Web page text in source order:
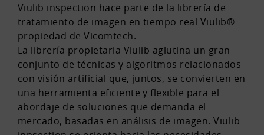
Viulib inspection hace parte de la librería de
tratamiento de imagen en tiempo real Viulib®
propiedad de Vicomtech.
La librería propietaria Viulib aglutina un gran
conjunto de técnicas y algoritmos relacionados
con visión artificial que, juntos, se convierten en
una herramienta eficiente y flexible para el
abordaje de soluciones que demanda el
mercado, basadas en análisis de imagen. Viulib